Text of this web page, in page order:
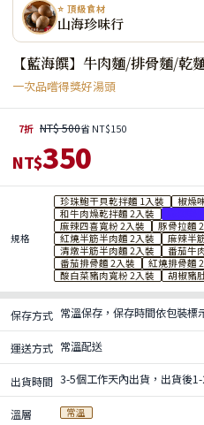
⭐ 頂級食材
山海珍味行
【藍海饌】牛肉麵/排骨麵/乾
一次品嚐得獎好湯頭
7折 NT$ 500省 NT$150
NT$350
規格
珍珠鮑干貝乾拌麵 1入裝
椒燥
和牛肉燥乾拌麵 2入裝
麻辣四喜寬粉 2入裝
豚骨拉麵
紅燒半筋半肉麵 2入裝
麻辣半
清燉半筋半肉麵 2入裝
番茄牛
番茄排骨麵 2入裝
紅燒排骨麵
酸白菜豬肉寬粉 2入裝
胡椒豬
保存方式 常溫保存，保存時間依包裝標
運送方式 常溫配送
出貨時間 3-5個工作天內出貨，出貨後
溫層 常溫